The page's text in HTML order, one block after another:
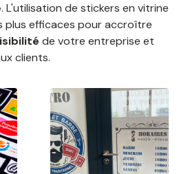
. L'utilisation de stickers en vitrine
plus efficaces pour accroître
de votre entreprise et
clients.